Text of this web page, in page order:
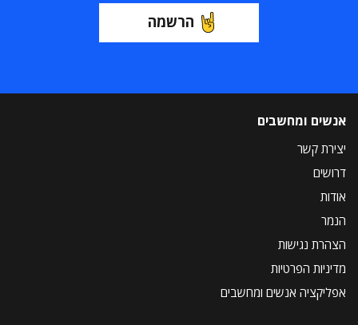
הרשמה
אנשים ומחשבים
יצירת קשר
דרושים
אודות
הנמר
הצהרת נגישות
מדיניות הפרטיות
אפליקציה אנשים ומחשבים